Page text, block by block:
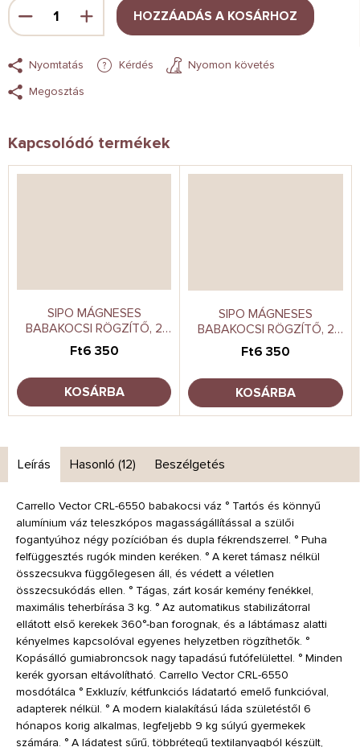
HOZZÁADÁS A KOSÁRHOZ
Nyomtatás Kérdés
Nyomon követés
Megosztás
Kapcsolódó termékek
SIPO MÁGNESES
BABAKOCSI RÖGZÍTŐ, 2
DB, FEKETE
Ft6 350
KOSÁRBA
SIPO MÁGNESES
BABAKOCSI RÖGZÍTŐ, 2
DB, BARNA
Ft6 350
KOSÁRBA
Leírás Hasonló (12) Beszélgetés
Carrello Vector CRL-6550 babakocsi váz ° Tartós és könnyű
alumínium váz teleszkópos magasságállítással a szülői
fogantyúhoz négy pozícióban és dupla fékrendszerrel. ° Puha
felfüggesztés rugók minden keréken. ° A keret támasz nélkül
összecsukva függőlegesen áll, és védett a véletlen
összecsukódás ellen. ° Tágas, zárt kosár kemény fenékkel,
maximális teherbírása 3 kg. ° Az automatikus stabilizátorral
ellátott első kerekek 360°-ban forognak, és a lábtámasz alatti
kényelmes kapcsolóval egyenes helyzetben rögzíthetők. °
Kopásálló gumiabroncsok nagy tapadású futófelülettel. ° Minden
kerék gyorsan eltávolítható. Carrello Vector CRL-6550
mosdótálca ° Exkluzív, kétfunkciós ládatartó emelő funkcióval,
adapterek nélkül. ° A modern kialakítású láda születéstől 6
hónapos korig alkalmas, legfeljebb 9 kg súlyú gyermekek
számára. ° A ládatest sűrű, többrétegű textilanyagból készült,